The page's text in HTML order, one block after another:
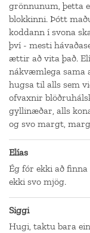
grönnunum, þetta
blokkinni. Þótt
koddann í svona
því - mesti
ættir að vita það.
nákvæmlega sama
hugsa til alls sem
ofvaxnir
gyllinæðar, alls
og svo margt,
Elías
Ég fór ekki að
ekki svo mjög.
Siggi
Hugi, taktu bara